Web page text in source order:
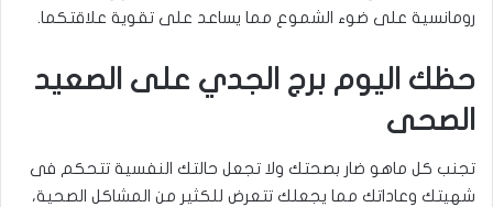
رومانسية على ضوء الشموع مما يساعد على تقوية علاقتكما.
حظك اليوم برج الجدي على الصعيد
الصحى
تجنب كل ماهو ضار بصحتك ولا تجعل حالتك النفسية تتحكم فى
شهيتك وعاداتك مما يجعلك تتعرض للكثير من المشاكل الصحية،